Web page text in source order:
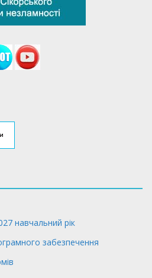
навчальний рік
забезпечення